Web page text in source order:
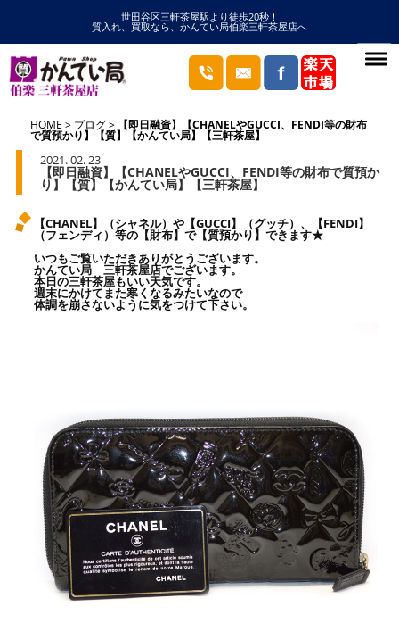
世田谷区三軒茶屋駅より徒歩20秒！
質入れ、買取なら、かんてい局伯楽三軒茶屋店へ
HOME ブログ 【即日融資】【CHANELやGUCCI、FENDI等の財布
で質預かり】【質】【かんてい局】【三軒茶屋】
2021. 02. 23
【即日融資】【CHANELやGUCCI、FENDI等の財布で質預か
り】【質】【かんてい局】【三軒茶屋】
【CHANEL】（シャネル）や【GUCCI】（グッチ）、【FENDI】
（フェンディ）等の【財布】で【質預かり】できます★
いつもご覧いただきありがとうございます。
かんてい局 三軒茶屋店でございます。
本日の三軒茶屋もいい天気です。
週末にかけてまた寒くなるみたいなので
体調を崩さないように気をつけて下さい。